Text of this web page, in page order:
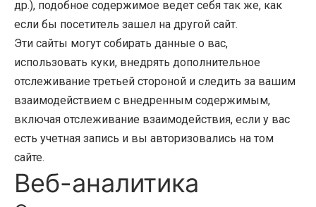
др.), подобное содержимое ведет себя так же, как
если бы посетитель зашел на другой сайт.
Эти сайты могут собирать данные о вас,
использовать куки, внедрять дополнительное
отслеживание третьей стороной и следить за вашим
взаимодействием с внедренным содержимым,
включая отслеживание взаимодействия, если у вас
есть учетная запись и вы авторизовались на том
сайте.
Веб-аналитика